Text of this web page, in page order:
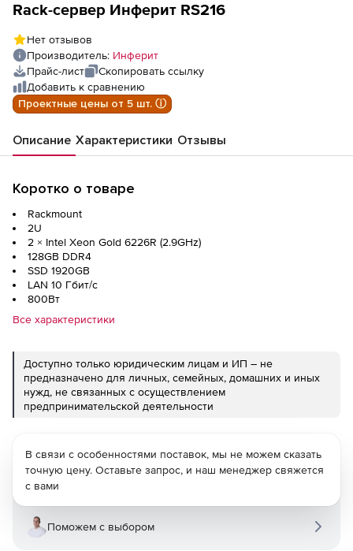
Rack-сервер Инферит RS216
Нет отзывов
Производитель: Инферит
Прайс-лист
Скопировать ссылку
Добавить к сравнению
Проектные цены от 5 шт. ⓘ
Описание Характеристики Отзывы
Коротко о товаре
Rackmount
2U
2 × Intel Xeon Gold 6226R (2.9GHz)
128GB DDR4
SSD 1920GB
LAN 10 Гбит/с
800Вт
Все характеристики
Доступно только юридическим лицам и ИП – не
предназначено для личных, семейных, домашних и иных
нужд, не связанных с осуществлением
предпринимательской деятельности
В связи с особенностями поставок, мы не можем сказать
точную цену. Оставьте запрос, и наш менеджер свяжется
с вами
Поможем с выбором